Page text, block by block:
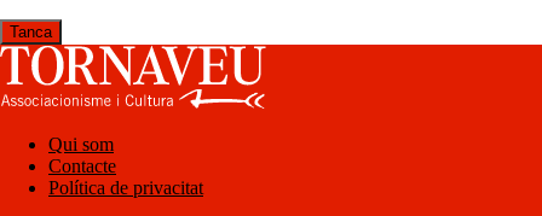
Tanca
Qui som
Contacte
Política de privacitat